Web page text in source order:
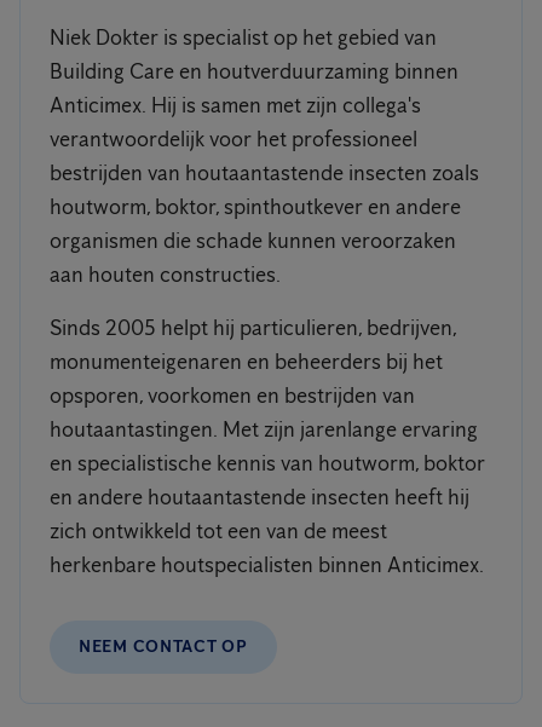
Niek Dokter is specialist op het gebied van
Building Care en houtverduurzaming binnen
Anticimex. Hij is samen met zijn collega's
verantwoordelijk voor het professioneel
bestrijden van houtaantastende insecten zoals
houtworm, boktor, spinthoutkever en andere
organismen die schade kunnen veroorzaken
aan houten constructies.
Sinds 2005 helpt hij particulieren, bedrijven,
monumenteigenaren en beheerders bij het
opsporen, voorkomen en bestrijden van
houtaantastingen. Met zijn jarenlange ervaring
en specialistische kennis van houtworm, boktor
en andere houtaantastende insecten heeft hij
zich ontwikkeld tot een van de meest
herkenbare houtspecialisten binnen Anticimex.
NEEM CONTACT OP